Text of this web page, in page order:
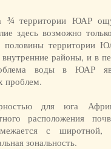
¾территории ЮАР
здесь возможно
территории
внутренние районы, и в
воды в ЮАР
проблем.
для юга
расположения
с
зональность.